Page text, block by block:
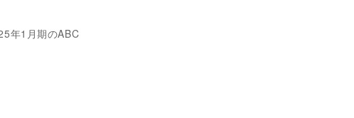
年1月期のABC